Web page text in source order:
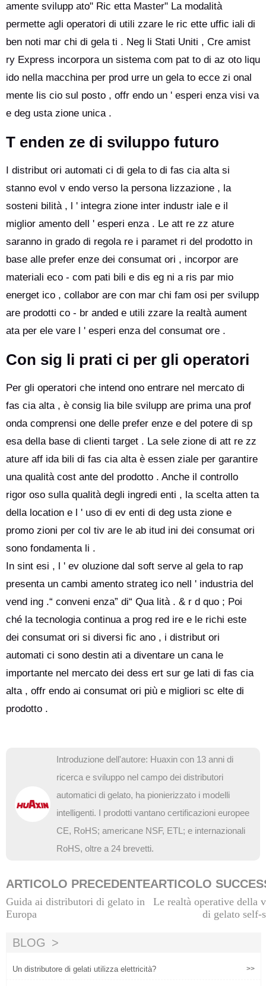
amente svilupp ato" Ric etta Master" La modalità
permette agli operatori di utili zzare le ric ette uffic iali di
ben noti mar chi di gela ti . Neg li Stati Uniti , Cre amist
ry Express incorpora un sistema com pat to di az oto liqu
ido nella macchina per prod urre un gela to ecce zi onal
mente lis cio sul posto , offr endo un ' esperi enza visi va
e deg usta zione unica .
T enden ze di sviluppo futuro
I distribut ori automati ci di gela to di fas cia alta si
stanno evol v endo verso la persona lizzazione , la
sosteni bilità , l ' integra zione inter industr iale e il
miglior amento dell ' esperi enza . Le att re zz ature
saranno in grado di regola re i paramet ri del prodotto in
base alle prefer enze dei consumat ori , incorpor are
materiali eco - com pati bili e dis eg ni a ris par mio
energet ico , collabor are con mar chi fam osi per svilupp
are prodotti co - br anded e utili zzare la realtà aument
ata per ele vare l ' esperi enza del consumat ore .
Con sig li prati ci per gli operatori
Per gli operatori che intend ono entrare nel mercato di
fas cia alta , è consig lia bile svilupp are prima una prof
onda comprensi one delle prefer enze e del potere di sp
esa della base di clienti target . La sele zione di att re zz
ature aff ida bili di fas cia alta è essen ziale per garantire
una qualità cost ante del prodotto . Anche il controllo
rigor oso sulla qualità degli ingredi enti , la scelta atten ta
della location e l ' uso di ev enti di deg usta zione e
promo zioni per col tiv are le ab itud ini dei consumat ori
sono fondamenta li .
In sint esi , l ' ev oluzione dal soft serve al gela to rap
presenta un cambi amento strateg ico nell ' industria del
vend ing .“ conveni enza” di“ Qua lità . & r d quo ; Poi
ché la tecnologia continua a prog red ire e le richi este
dei consumat ori si diversi fic ano , i distribut ori
automati ci sono destin ati a diventare un cana le
importante nel mercato dei dess ert sur ge lati di fas cia
alta , offr endo ai consumat ori più e migliori sc elte di
prodotto .
Introduzione dell'autore: Huaxin con 13 anni di
ricerca e sviluppo nel campo dei distributori
automatici di gelato, ha pionierizzato i modelli
intelligenti. I prodotti vantano certificazioni europee
CE, RoHS; americane NSF, ETL; e internazionali
RoHS, oltre a 24 brevetti.
ARTICOLO PRECEDENTE
Guida ai distributori di gelato in
Europa
ARTICOLO
Le realtà operative della
di gelato self-
BLOG
Un distributore di gelati utilizza elettricità? >>